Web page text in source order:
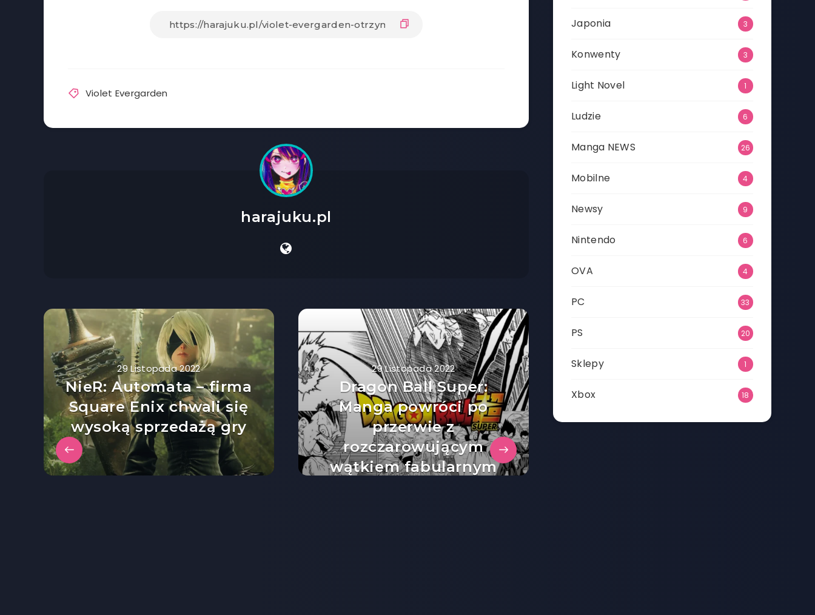
Violet Evergarden
harajuku.pl
29 Listopada 2022
NieR: Automata – firma
Square Enix chwali się
wysoką sprzedażą gry
29 Listopada 2022
Dragon Ball Super:
Manga powróci po
przerwie z
rozczarowującym
wątkiem fabularnym
Japonia 3
Konwenty 3
Light Novel 1
Ludzie 6
Manga NEWS 26
Mobilne 4
Newsy 9
Nintendo 6
OVA 4
PC 33
PS 20
Sklepy 1
Xbox 18